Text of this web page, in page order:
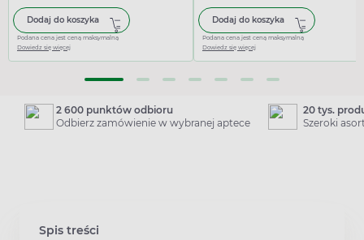
Dodaj do koszyka
Podana cena jest ceną maksymalną
Dowiedz się więcej
Dodaj do koszyka
Podana cena jest ceną maksymalną
Dowiedz się więcej
2 600 punktów odbioru
Odbierz zamówienie w wybranej aptece
20 tys.
Szeroki
Spis treści